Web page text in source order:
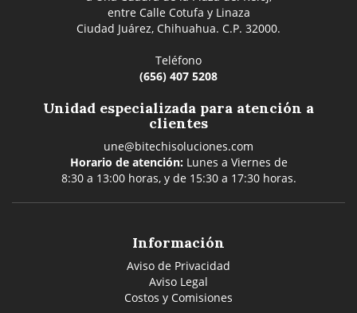
entre Calle Cotufa y Linaza
Ciudad Juárez, Chihuahua. C.P. 32000.
Teléfono
(656) 407 5208
Unidad especializada para atención a
clientes
une@bitechisoluciones.com
Horario de atención: Lunes a Viernes de
8:30 a 13:00 horas, y de 15:30 a 17:30 horas.
Información
Aviso de Privacidad
Aviso Legal
Costos y Comisiones